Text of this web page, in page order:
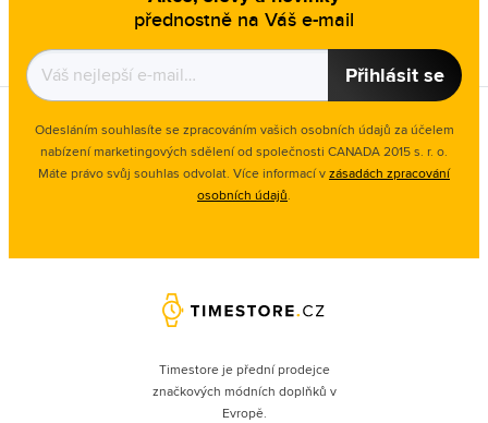
přednostně na Váš e-mail
Přihlásit se
Odesláním souhlasíte se zpracováním vašich osobních údajů za účelem
nabízení marketingových sdělení od společnosti CANADA 2015 s. r. o.
Máte právo svůj souhlas odvolat. Více informací vzásadách zpracování
osobních údajů.
Timestore je přední prodejce
značkových módních doplňků v
Evropě.